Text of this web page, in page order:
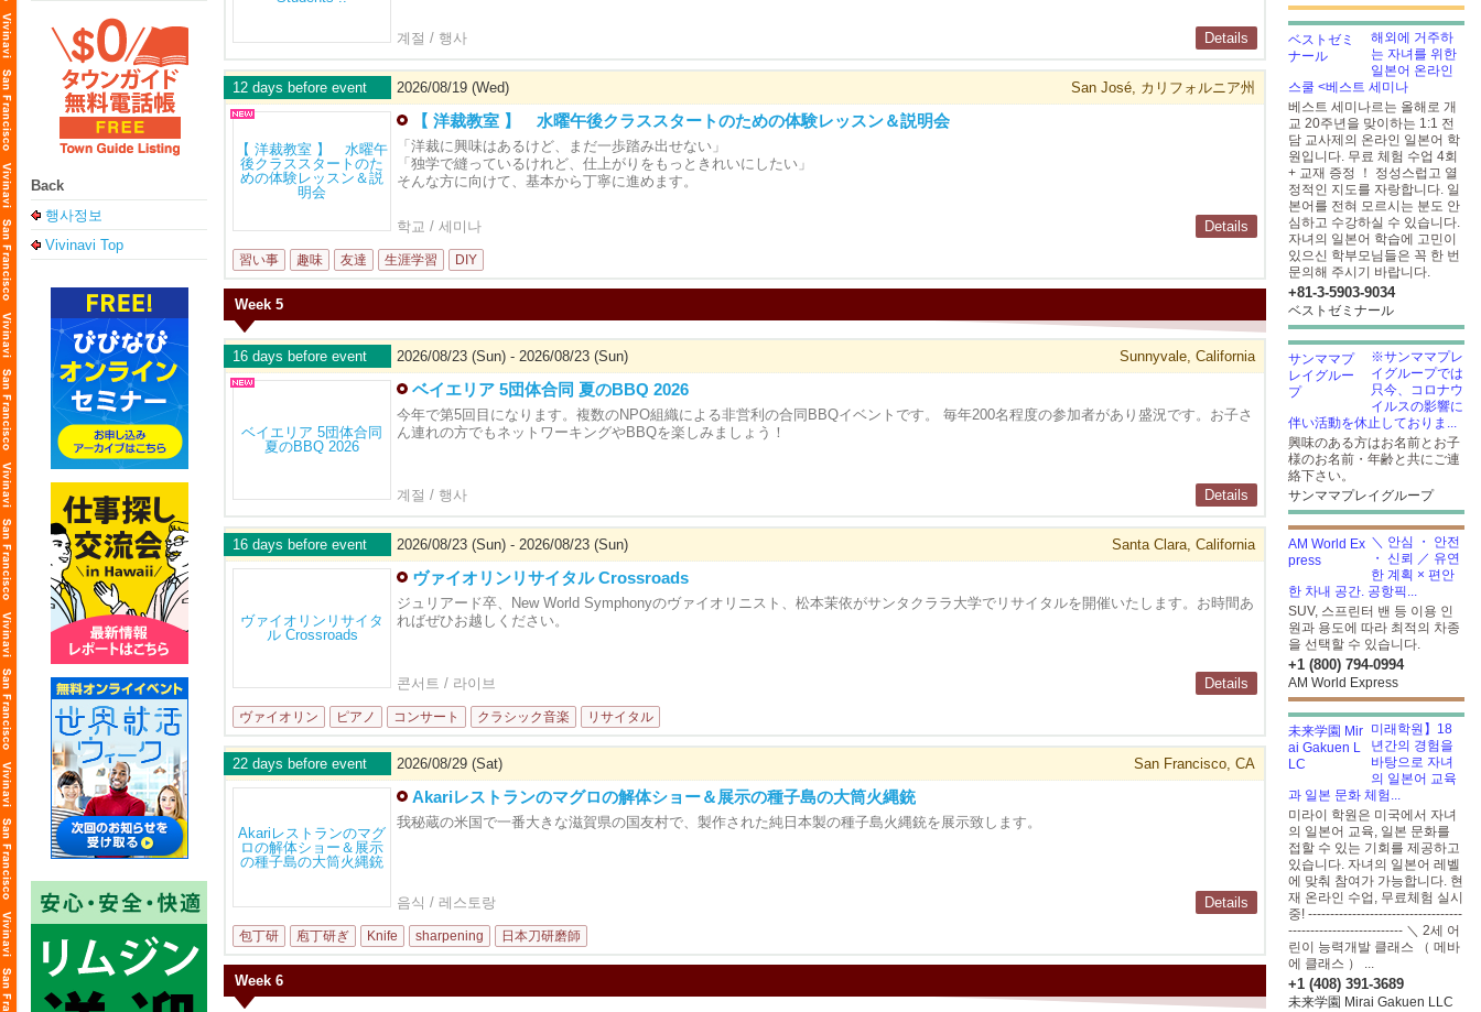
Back
행사정보
Vivinavi Top
계절 / 행사 Details
12 days before event 2026/08/19 (Wed) San José, カリフォルニア州
【 洋裁教室 】 水曜午後クラススタートのための体験レッスン＆説明会
「洋裁に興味はあるけど、まだ一歩踏み出せない」
「独学で縫っているけれど、仕上がりをもっときれいにしたい」
そんな方に向けて、基本から丁寧に進めます。
학교 / 세미나 Details
習い事 趣味 友達 生涯学習 DIY
Week 5
16 days before event 2026/08/23 (Sun) - 2026/08/23 (Sun) Sunnyvale, California
ベイエリア 5団体合同 夏のBBQ 2026
今年で第5回目になります。複数のNPO組織による非営利の合同BBQイベントです。 毎年200名程度の参加者があり盛況です。お子さ
ん連れの方でもネットワーキングやBBQを楽しみましょう！
계절 / 행사 Details
16 days before event 2026/08/23 (Sun) - 2026/08/23 (Sun) Santa Clara, California
ヴァイオリンリサイタル Crossroads
ジュリアード卒、New World Symphonyのヴァイオリニスト、松本茉依がサンタクララ大学でリサイタルを開催いたします。お時間あ
ればぜひお越しください。
콘서트 / 라이브 Details
ヴァイオリン ピアノ コンサート クラシック音楽 リサイタル
22 days before event 2026/08/29 (Sat) San Francisco, CA
Akariレストランのマグロの解体ショー＆展示の種子島の大筒火縄銃
我秘蔵の米国で一番大きな滋賀県の国友村で、製作された純日本製の種子島火縄銃を展示致します。
음식 / 레스토랑 Details
包丁研 庖丁研ぎ Knife sharpening 日本刀研磨師
Week 6
해외에 거주하
는 자녀를 위한
일본어 온라인
스쿨 <베스트 세미나
베스트 세미나르는 올해로 개
교 20주년을 맞이하는 1:1 전
담 교사제의 온라인 일본어 학
원입니다. 무료 체험 수업 4회
+ 교재 증정 ！ 정성스럽고 열
정적인 지도를 자랑합니다. 일
본어를 전혀 모르시는 분도 안
심하고 수강하실 수 있습니다.
자녀의 일본어 학습에 고민이
있으신 학부모님들은 꼭 한 번
문의해 주시기 바랍니다.
+81-3-5903​-9034
ベストゼミナール
※サンママプレ
イグループでは
只今、コロナウ
イルスの影響に
伴い活動を休止しておりま...
興味のある方はお名前とお子
様のお名前・年齢と共にご連
絡下さい。
サンママプレイグループ
＼ 안심 ・ 안전
・ 신뢰 ／ 유연
한 계획 × 편안
한 차내 공간. 공항픽...
SUV, 스프린터 밴 등 이용 인
원과 용도에 따라 최적의 차종
을 선택할 수 있습니다.
+1 (800) 794-0994
AM World Express
미래학원】18
년간의 경험을
바탕으로 자녀
의 일본어 교육
과 일본 문화 체험...
미라이 학원은 미국에서 자녀
의 일본어 교육, 일본 문화를
접할 수 있는 기회를 제공하고
있습니다. 자녀의 일본어 레벨
에 맞춰 참여가 가능합니다. 현
재 온라인 수업, 무료체험 실시
중! -----------------------------------
-------------------------- ＼ 2세 어
린이 능력개발 클래스 （ 메바
에 클래스 ） ...
+1 (408) 391-3689
未来学園 Mirai Gakuen LLC